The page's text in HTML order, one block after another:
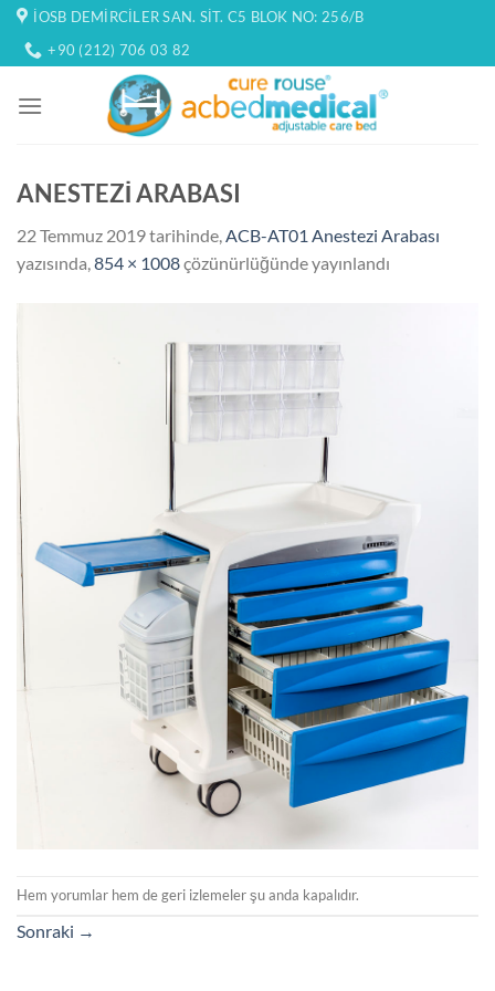
İçeriğe
atla
İOSB DEMIRCILER SAN. SIT. C5 BLOK NO: 256/B
+90 (212) 706 03 82
ANESTEZİ ARABASI
22 Temmuz 2019tarihinde,ACB-AT01 Anestezi Arabası
yazısında,854 × 1008çözünürlüğünde yayınlandı
Hem yorumlar hem de geri izlemeler şu anda kapalıdır.
Sonraki →